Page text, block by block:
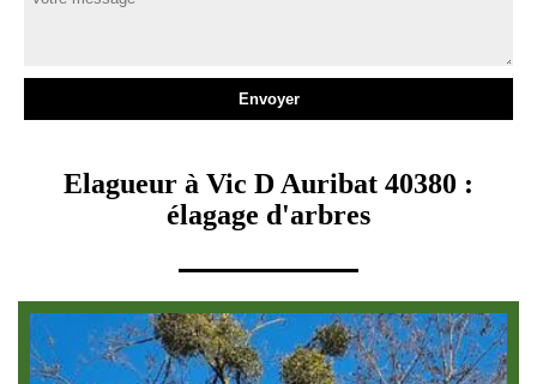
Elagueur à Vic D Auribat 40380 :
élagage d'arbres